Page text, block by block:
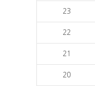
23
22
21
20